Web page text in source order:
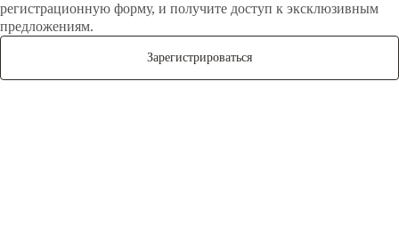
регистрационную форму, и получите доступ к эксклюзивным
предложениям.
Зарегистрироваться